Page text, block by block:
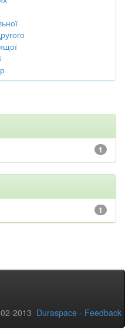
1
1
2013 Duraspace - Feedback